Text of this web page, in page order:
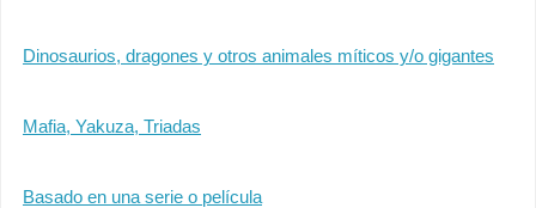
Dinosaurios, dragones y otros animales míticos y/o gigantes
Mafia, Yakuza, Triadas
Basado en una serie o película